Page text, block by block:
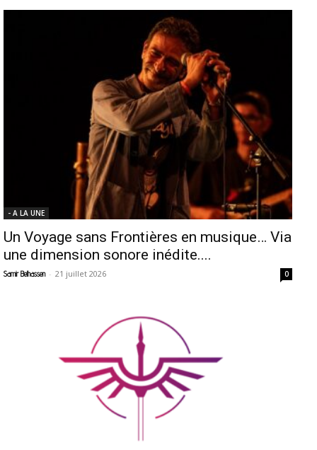
- A LA UNE
Un Voyage sans Frontières en musique… Via
une dimension sonore inédite....
Samir Belhassen - 21 juillet 2026 0